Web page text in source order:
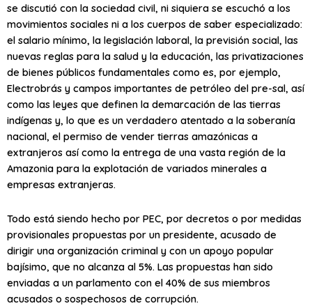
se discutió con la sociedad civil, ni siquiera se escuchó a los
movimientos sociales ni a los cuerpos de saber especializado:
el salario mínimo, la legislación laboral, la previsión social, las
nuevas reglas para la salud y la educación, las privatizaciones
de bienes públicos fundamentales como es, por ejemplo,
Electrobrás y campos importantes de petróleo del pre-sal, así
como las leyes que definen la demarcación de las tierras
indígenas y, lo que es un verdadero atentado a la soberanía
nacional, el permiso de vender tierras amazónicas a
extranjeros así como la entrega de una vasta región de la
Amazonia para la explotación de variados minerales a
empresas extranjeras.
Todo está siendo hecho por PEC, por decretos o por medidas
provisionales propuestas por un presidente, acusado de
dirigir una organización criminal y con un apoyo popular
bajísimo, que no alcanza al 5%. Las propuestas han sido
enviadas a un parlamento con el 40% de sus miembros
acusados o sospechosos de corrupción.